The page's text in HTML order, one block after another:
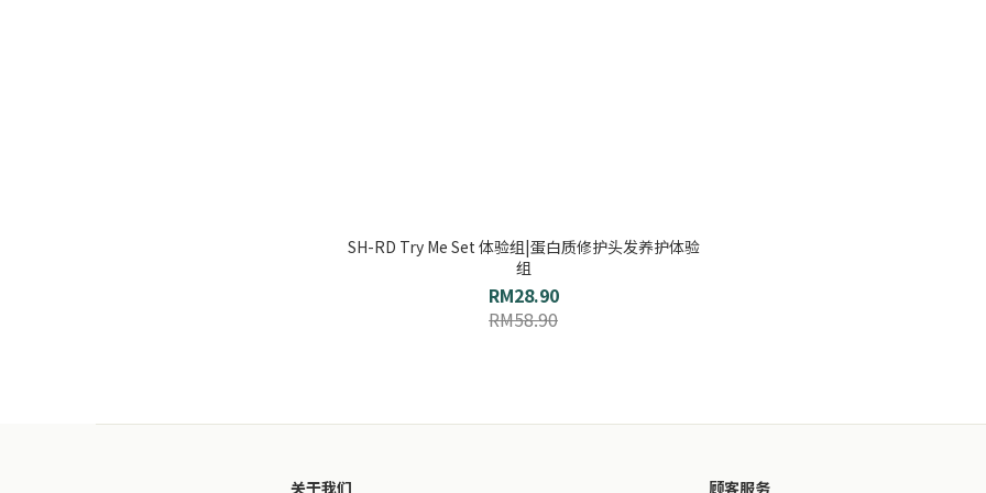
SH-RD Try Me Set 体验组|蛋白质修护头发养护体验
组
RM28.90
RM58.90
关于我们 顾客服务